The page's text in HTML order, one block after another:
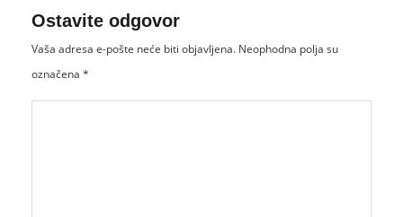
Ostavite odgovor
Vaša adresa e-pošte neće biti objavljena. Neophodna polja su
označena *